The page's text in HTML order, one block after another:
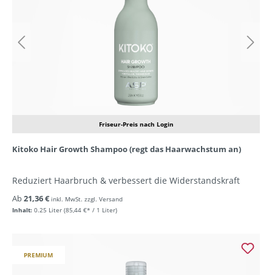
Friseur-Preis nach Login
Kitoko Hair Growth Shampoo (regt das Haarwachstum an)
Reduziert Haarbruch & verbessert die Widerstandskraft
Inhalt: 0.25 Liter (85,44 €* / 1 Liter)
Ab21,36 € inkl. MwSt. zzgl. Versand
PREMIUM